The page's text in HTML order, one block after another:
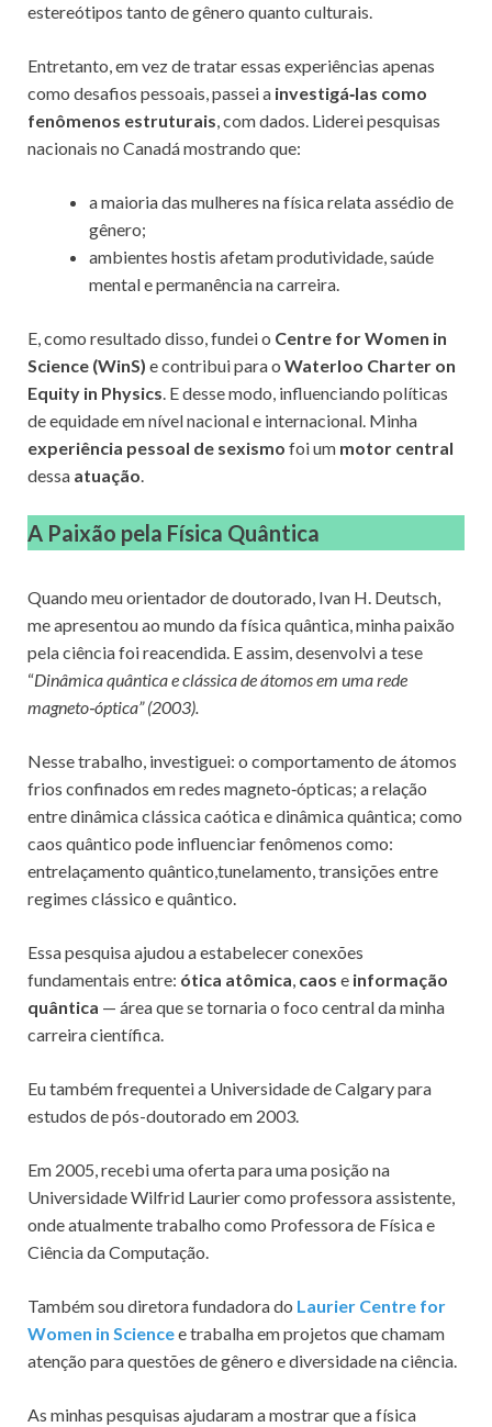
estereótipos tanto de gênero quanto culturais.
Entretanto, em vez de tratar essas experiências apenas
como desafios pessoais, passei a investigá‑las como
fenômenos estruturais, com dados. Liderei pesquisas
nacionais no Canadá mostrando que:
a maioria das mulheres na física relata assédio de
gênero;
ambientes hostis afetam produtividade, saúde
mental e permanência na carreira.
E, como resultado disso, fundei o Centre for Women in
Science (WinS) e contribui para o Waterloo Charter on
Equity in Physics. E desse modo, influenciando políticas
de equidade em nível nacional e internacional. Minha
experiência pessoal de sexismo foi um motor central
dessa atuação.
A Paixão pela Física Quântica
Quando meu orientador de doutorado, Ivan H. Deutsch,
me apresentou ao mundo da física quântica, minha paixão
pela ciência foi reacendida. E assim, desenvolvi a tese
“Dinâmica quântica e clássica de átomos em uma rede
magneto‑óptica” (2003).
Nesse trabalho, investiguei: o comportamento de átomos
frios confinados em redes magneto‑ópticas; a relação
entre dinâmica clássica caótica e dinâmica quântica; como
caos quântico pode influenciar fenômenos como:
entrelaçamento quântico,tunelamento, transições entre
regimes clássico e quântico.
Essa pesquisa ajudou a estabelecer conexões
fundamentais entre: ótica atômica, caos e informação
quântica — área que se tornaria o foco central da minha
carreira científica.
Eu também frequentei a Universidade de Calgary para
estudos de pós-doutorado em 2003.
Em 2005, recebi uma oferta para uma posição na
Universidade Wilfrid Laurier como professora assistente,
onde atualmente trabalho como Professora de Física e
Ciência da Computação.
Também sou diretora fundadora do Laurier Centre for
Women in Sciencee trabalha em projetos que chamam
atenção para questões de gênero e diversidade na ciência.
As minhas pesquisas ajudaram a mostrar que a física